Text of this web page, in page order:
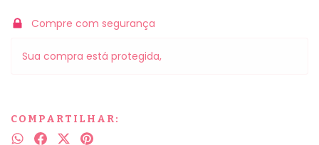
Compre com segurança
Sua compra está protegida,
COMPARTILHAR: